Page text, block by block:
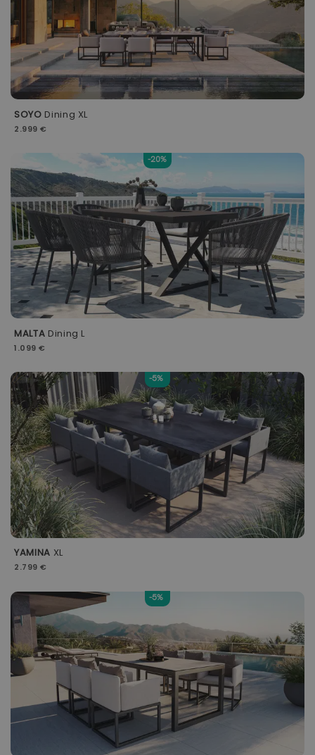
SOYO Dining XL
2.999 €
-20%
MALTA Dining L
1.099 €
-5%
YAMINA XL
2.799 €
-5%